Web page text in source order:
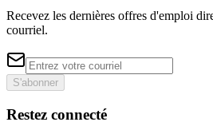
Recevez les dernières offres d'emploi
courriel.
S'abonner
Restez connecté